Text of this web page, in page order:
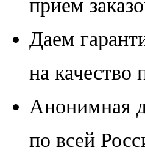
прием
Даем
на качество
Анонимная
по всей